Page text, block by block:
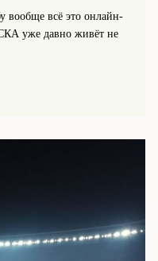
вообще всё это онлайн-
уже давно живёт не